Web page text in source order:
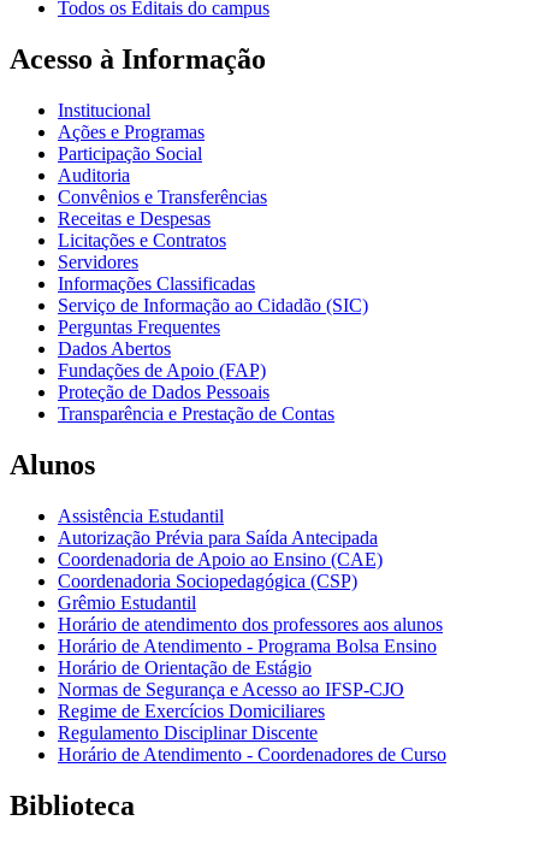
Todos os Editais do campus
Acesso à Informação
Institucional
Ações e Programas
Participação Social
Auditoria
Convênios e Transferências
Receitas e Despesas
Licitações e Contratos
Servidores
Informações Classificadas
Serviço de Informação ao Cidadão (SIC)
Perguntas Frequentes
Dados Abertos
Fundações de Apoio (FAP)
Proteção de Dados Pessoais
Transparência e Prestação de Contas
Alunos
Assistência Estudantil
Autorização Prévia para Saída Antecipada
Coordenadoria de Apoio ao Ensino (CAE)
Coordenadoria Sociopedagógica (CSP)
Grêmio Estudantil
Horário de atendimento dos professores aos alunos
Horário de Atendimento - Programa Bolsa Ensino
Horário de Orientação de Estágio
Normas de Segurança e Acesso ao IFSP-CJO
Regime de Exercícios Domiciliares
Regulamento Disciplinar Discente
Horário de Atendimento - Coordenadores de Curso
Biblioteca